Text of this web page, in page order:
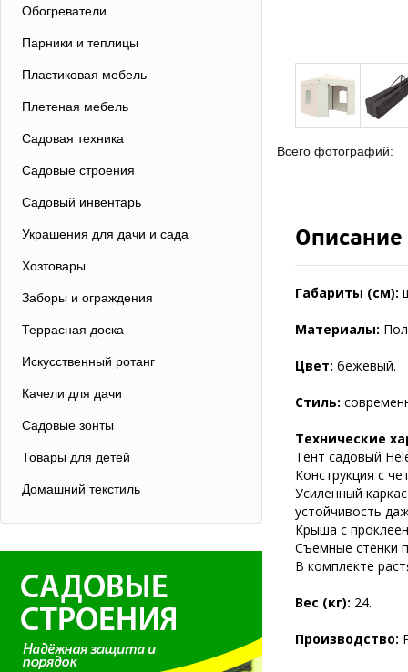
Обогреватели
Парники и теплицы
Пластиковая мебель
Плетеная мебель
Садовая техника
Садовые строения
Садовый инвентарь
Украшения для дачи и сада
Хозтовары
Заборы и ограждения
Террасная доска
Искусственный ротанг
Качели для дачи
Садовые зонты
Товары для детей
Домашний текстиль
Всего фотографий:
Описание
Габариты (см):
Материалы:
Цвет: бежевый.
Стиль:
Технические
Тент садовый
Конструкция с
Усиленный
устойчивость
Крыша с
Съемные стенки
В комплекте
Вес (кг): 24.
Производство: